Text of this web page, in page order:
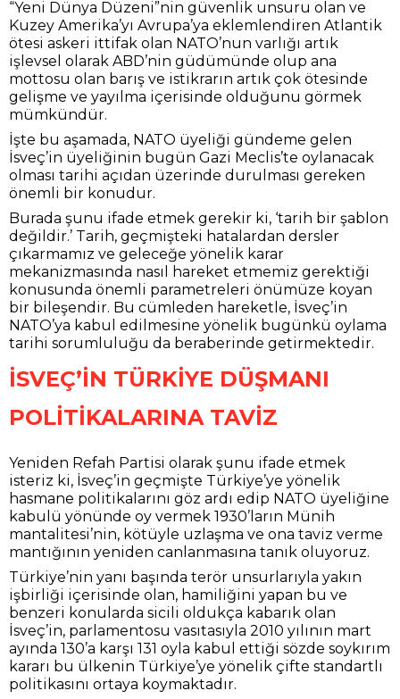
“Yeni Dünya Düzeni”nin güvenlik unsuru olan ve
Kuzey Amerika’yı Avrupa’ya eklemlendiren Atlantik
ötesi askeri ittifak olan NATO’nun varlığı artık
işlevsel olarak ABD’nin güdümünde olup ana
mottosu olan barış ve istikrarın artık çok ötesinde
gelişme ve yayılma içerisinde olduğunu görmek
mümkündür.
İşte bu aşamada, NATO üyeliği gündeme gelen
İsveç’in üyeliğinin bugün Gazi Meclis’te oylanacak
olması tarihi açıdan üzerinde durulması gereken
önemli bir konudur.
Burada şunu ifade etmek gerekir ki, ‘tarih bir şablon
değildir.’ Tarih, geçmişteki hatalardan dersler
çıkarmamız ve geleceğe yönelik karar
mekanizmasında nasıl hareket etmemiz gerektiği
konusunda önemli parametreleri önümüze koyan
bir bileşendir. Bu cümleden hareketle, İsveç’in
NATO’ya kabul edilmesine yönelik bugünkü oylama
tarihi sorumluluğu da beraberinde getirmektedir.
İSVEÇ’İN TÜRKİYE DÜŞMANI
POLİTİKALARINA TAVİZ
Yeniden Refah Partisi olarak şunu ifade etmek
isteriz ki, İsveç’in geçmişte Türkiye’ye yönelik
hasmane politikalarını göz ardı edip NATO üyeliğine
kabulü yönünde oy vermek 1930’ların Münih
mantalitesi’nin, kötüyle uzlaşma ve ona taviz verme
mantığının yeniden canlanmasına tanık oluyoruz.
Türkiye’nin yanı başında terör unsurlarıyla yakın
işbirliği içerisinde olan, hamiliğini yapan bu ve
benzeri konularda sicili oldukça kabarık olan
İsveç’in, parlamentosu vasıtasıyla 2010 yılının mart
ayında 130’a karşı 131 oyla kabul ettiği sözde soykırım
kararı bu ülkenin Türkiye’ye yönelik çifte standartlı
politikasını ortaya koymaktadır.